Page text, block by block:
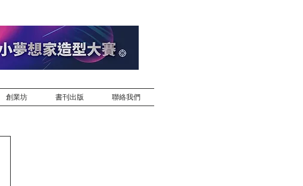
創業坊 書刊出版 聯絡我們